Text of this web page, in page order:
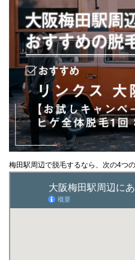
梅田駅周辺で脱毛するなら、次の4つ